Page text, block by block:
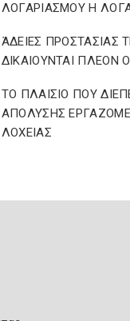
ΛΟΓΑΡΙΑΣΜΟΥ Η
ΆΔΕΙΕΣ ΠΡΟΣΤΑΣΙΑΣ
ΔΙΚΑΙΟΥΝΤΑΙ ΠΛΕΟΝ
ΤΟ ΠΛΑΙΣΙΟ ΠΟΥ
ΑΠΟΛΥΣΗΣ
ΛΟΧΕΙΑΣ